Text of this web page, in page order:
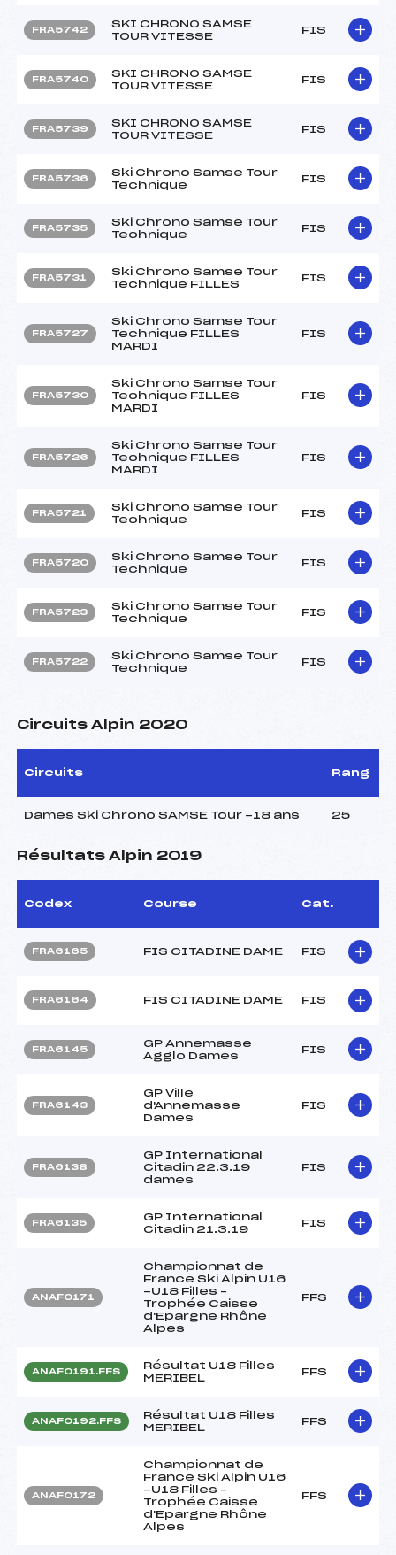
FRA5742
SKI CHRONO SAMSE
TOUR VITESSE
FIS
FRA5740
SKI CHRONO SAMSE
TOUR VITESSE
FIS
FRA5739
SKI CHRONO SAMSE
TOUR VITESSE
FIS
FRA5736
Ski Chrono Samse Tour
Technique
FIS
FRA5735
Ski Chrono Samse Tour
Technique
FIS
FRA5731
Ski Chrono Samse Tour
Technique FILLES
FIS
FRA5727
Ski Chrono Samse Tour
Technique FILLES
MARDI
FIS
FRA5730
Ski Chrono Samse Tour
Technique FILLES
MARDI
FIS
FRA5726
Ski Chrono Samse Tour
Technique FILLES
MARDI
FIS
FRA5721
Ski Chrono Samse Tour
Technique
FIS
FRA5720
Ski Chrono Samse Tour
Technique
FIS
FRA5723
Ski Chrono Samse Tour
Technique
FIS
FRA5722
Ski Chrono Samse Tour
Technique
FIS
Circuits Alpin 2020
Circuits Rang
Dames Ski Chrono SAMSE Tour -18 ans 25
Résultats Alpin 2019
Codex Course Cat.
FRA6165 FIS CITADINE DAME FIS
FRA6164 FIS CITADINE DAME FIS
FRA6145
GP Annemasse
Agglo Dames
FIS
FRA6143
GP Ville
d'Annemasse
Dames
FIS
FRA6138
GP International
Citadin 22.3.19
dames
FIS
FRA6135
GP International
Citadin 21.3.19
FIS
ANAF0171
Championnat de
France Ski Alpin U16
-U18 Filles –
Trophée Caisse
d'Epargne Rhône
Alpes
FFS
ANAF0191.FFS
Résultat U18 Filles
MERIBEL
FFS
ANAF0192.FFS
Résultat U18 Filles
MERIBEL
FFS
ANAF0172
Championnat de
France Ski Alpin U16
-U18 Filles –
Trophée Caisse
d'Epargne Rhône
Alpes
FFS